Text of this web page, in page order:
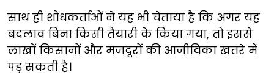
साथ ही शोधकर्ताओं ने यह भी चेताया है कि अगर यह
बदलाव बिना किसी तैयारी के किया गया, तो इससे
लाखों किसानों और मजदूरों की आजीविका खतरे में
पड़ सकती है।